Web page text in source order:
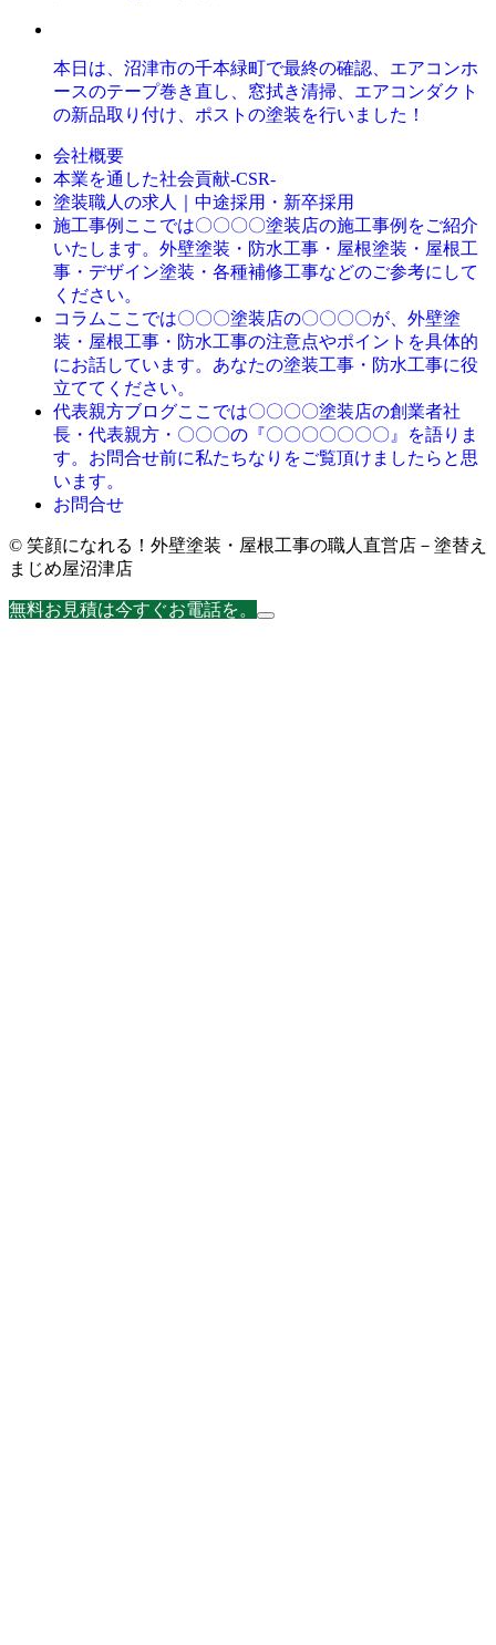
本日は、沼津市の千本緑町で最終の確認、エアコンホ
ースのテープ巻き直し、窓拭き清掃、エアコンダクト
の新品取り付け、ポストの塗装を行いました！
会社概要
本業を通した社会貢献-CSR-
塗装職人の求人｜中途採用・新卒採用
施工事例 ここでは〇〇〇〇塗装店の施工事例をご紹介
いたします。外壁塗装・防水工事・屋根塗装・屋根工
事・デザイン塗装・各種補修工事などのご参考にして
ください。
コラム ここでは〇〇〇塗装店の〇〇〇〇が、外壁塗
装・屋根工事・防水工事の注意点やポイントを具体的
にお話しています。あなたの塗装工事・防水工事に役
立ててください。
代表親方ブログここでは〇〇〇〇塗装店の創業者社
長・代表親方・〇〇〇の『〇〇〇〇〇〇〇』を語りま
す。お問合せ前に私たちなりをご覧頂けましたらと思
います。
お問合せ
© 笑顔になれる！外壁塗装・屋根工事の職人直営店－塗替え
まじめ屋沼津店
無料お見積は今すぐお電話を。